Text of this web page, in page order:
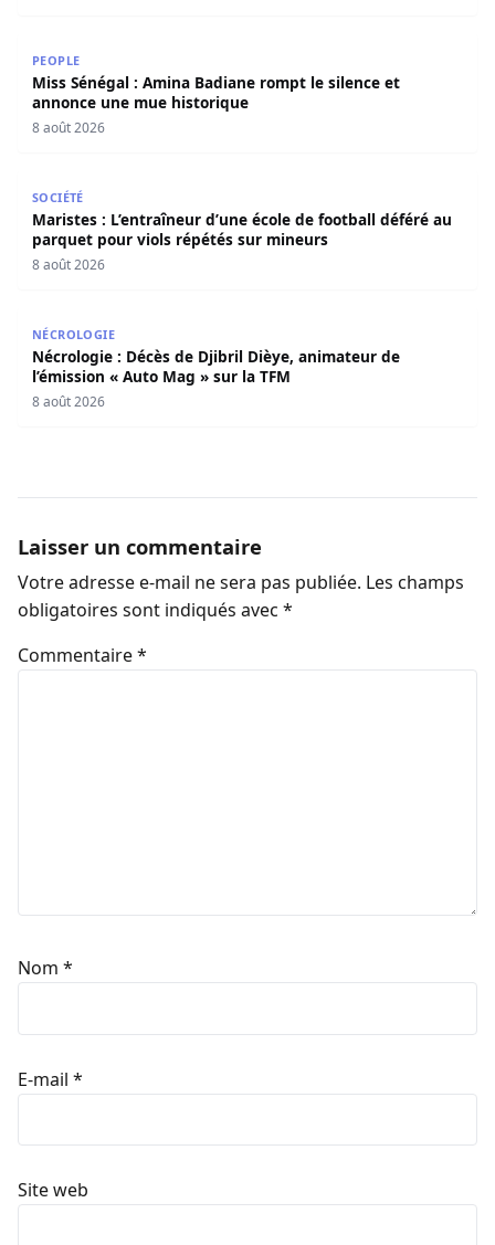
PEOPLE
Miss Sénégal : Amina Badiane rompt le silence et
annonce une mue historique
8 août 2026
SOCIÉTÉ
Maristes : L’entraîneur d’une école de football déféré au
parquet pour viols répétés sur mineurs
8 août 2026
NÉCROLOGIE
Nécrologie : Décès de Djibril Dièye, animateur de
l’émission « Auto Mag » sur la TFM
8 août 2026
Laisser un commentaire
Votre adresse e-mail ne sera pas publiée. Les champs
obligatoires sont indiqués avec *
Commentaire*
Nom *
E-mail *
Site web